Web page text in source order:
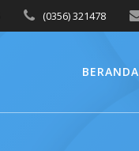
(0356) 321478
BERANDA